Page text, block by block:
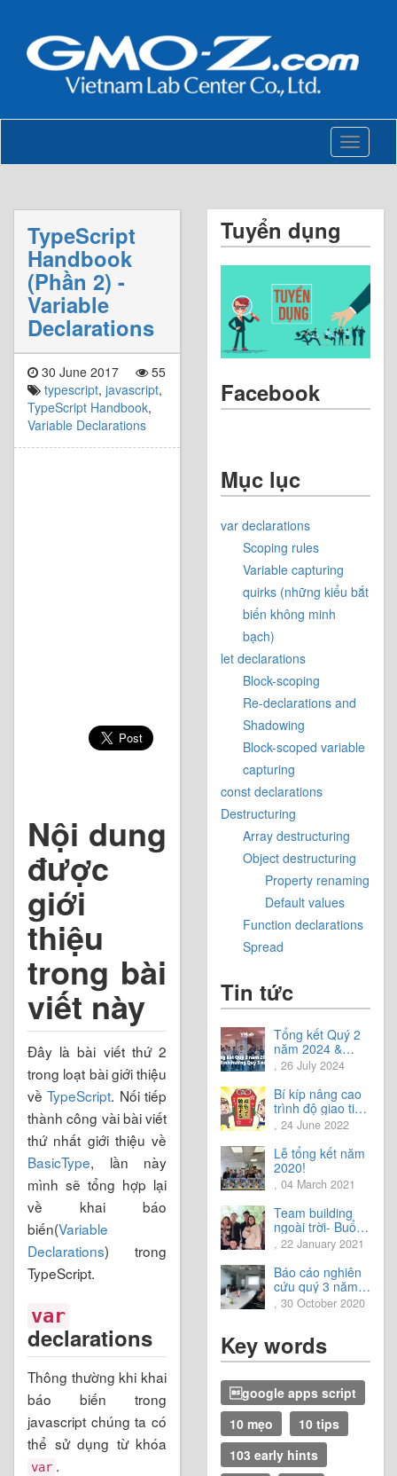
Toggle
TypeScript
Handbook
(Phần 2) -
Variable
Declarations
30 June 2017
55
typescript, javascript,
TypeScript Handbook,
Variable Declarations
Nội dung
được
giới
thiệu
trong bài
viết này
Đây là bài viết thứ 2
trong loạt bài giới thiệu
vềTypeScript. Nối tiếp
thành công vài bài viết
thứ nhất giới thiệu về
BasicType, lần này
mình sẽ tổng hợp lại
về khai báo
biến(Variable
Declarations) trong
TypeScript.
var
declarations
Thông thường khi khai
báo biến trong
javascript chúng ta có
thể sử dụng từ khóa
var .
Tuyển dụng
Facebook
Mục lục
var declarations
Scoping rules
Variable capturing
quirks (những kiểu bắt
biến không minh
bạch)
let declarations
Block-scoping
Re-declarations and
Shadowing
Block-scoped variable
capturing
const declarations
Destructuring
Array destructuring
Object destructuring
Property renaming
Default values
Function declarations
Spread
Tin tức
Tổng kết Quý 2
năm 2024 &
Chia sẻ định
hướng Quý 3
năm 2024
, 26 July 2024
Bí kíp nâng cao
trình độ giao tiếp
tiếng Nhật.
, 24 June 2022
Lễ tổng kết năm
2020!
, 04 March 2021
Team building
ngoài trời- Buổi
trải nghiệm tuyệt
vời.
, 22 January 2021
Báo cáo nghiên
cứu quý 3 năm
2020
, 30 October 2020
Key words
google apps script
10 mẹo
10 tips
103 early hints